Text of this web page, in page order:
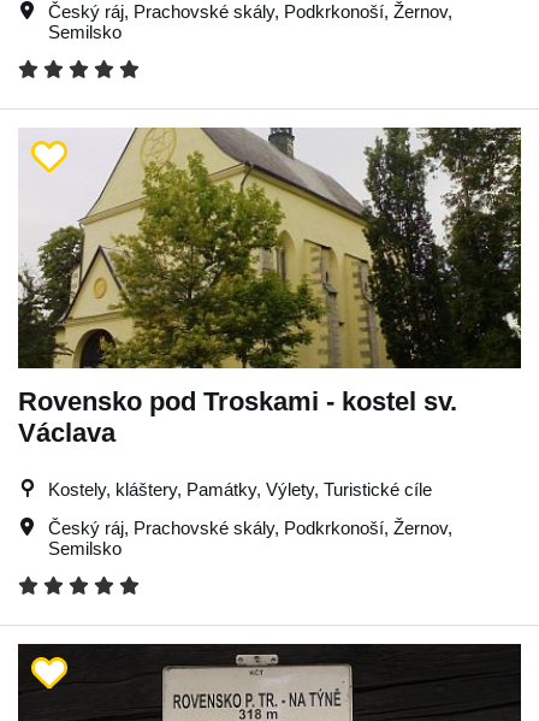
Český ráj, Prachovské skály, Podkrkonoší, Žernov,
Semilsko
Rovensko pod Troskami - kostel sv.
Václava
Kostely, kláštery, Památky, Výlety, Turistické cíle
Český ráj, Prachovské skály, Podkrkonoší, Žernov,
Semilsko